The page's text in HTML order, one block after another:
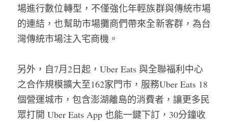
場進行數位轉型，不僅強化年輕族群與傳統市場
的連結，也幫助市場攤商們帶來全新客群，為台
灣傳統市場注入宅商機。
另外，自7月2日起，Uber Eats 與全聯福利中心
之合作規模擴大至162家門市，服務Uber Eats 18
個營運城市，包含澎湖離島的消費者，讓更多民
眾打開 Uber Eats App 也能一鍵下訂，30分鐘收